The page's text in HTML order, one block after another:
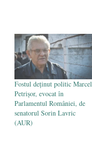
Fostul deținut politic Marcel
Petrișor, evocat în
Parlamentul României, de
senatorul Sorin Lavric
(AUR)